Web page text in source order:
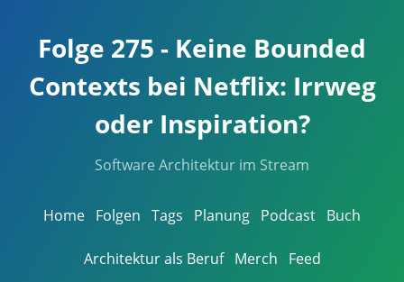
Folge 275 - Keine Bounded
Contexts bei Netflix: Irrweg
oder Inspiration?
Software Architektur im Stream
Home Folgen Tags Planung Podcast Buch
Architektur als Beruf Merch Feed